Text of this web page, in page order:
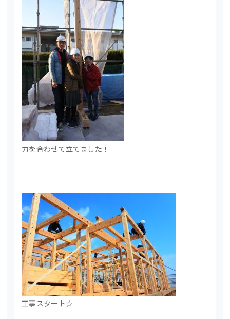
力を合わせて立てました！
工事スタート☆